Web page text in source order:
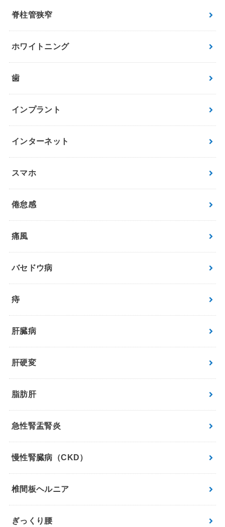
脊柱管狭窄
ホワイトニング
歯
インプラント
インターネット
スマホ
倦怠感
痛風
バセドウ病
痔
肝臓病
肝硬変
脂肪肝
急性腎盂腎炎
慢性腎臓病（CKD）
椎間板ヘルニア
ぎっくり腰